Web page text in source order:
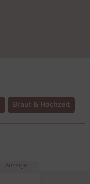
Braut & Hochzeit
Anzeige